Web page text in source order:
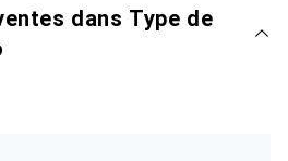
dans Type de